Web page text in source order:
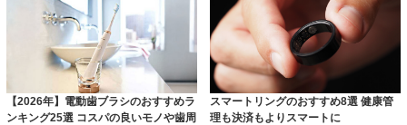
【2026年】電動歯ブラシのおすすめラ
ンキング25選 コスパの良いモノや歯周
スマートリングのおすすめ8選 健康管
理も決済もよりスマートに